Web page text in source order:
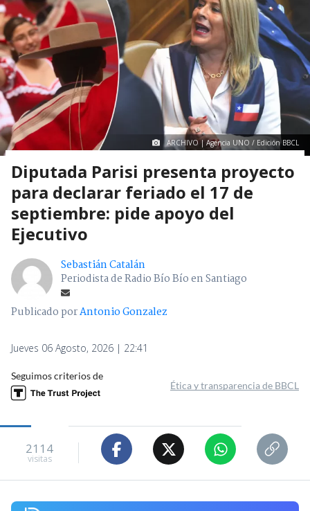
ARCHIVO | Agencia UNO / Edición BBCL
Diputada Parisi presenta proyecto
para declarar feriado el 17 de
septiembre: pide apoyo del
Ejecutivo
Sebastián Catalán
Periodista de Radio Bío Bío en Santiago
Publicado porAntonio Gonzalez
Jueves 06 Agosto, 2026 | 22:41
Seguimos criterios de
Ética y transparencia de BBCL
2114
visitas